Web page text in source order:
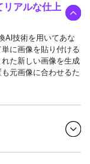
リアルな仕上
AI技術を用いてあな
に画像を貼り付ける
た新しい画像を生成
元画像に合わせるた